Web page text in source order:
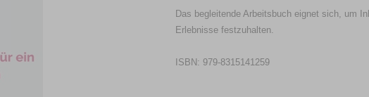
Das begleitende Arbeitsbuch eignet sich, um
Erlebnisse festzuhalten.
ISBN: 979-8315141259